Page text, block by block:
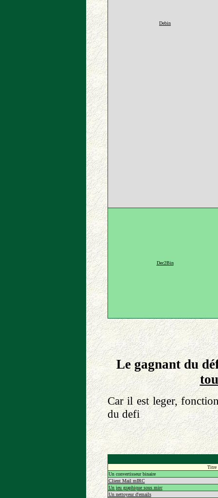
Debin
Dec2Bin
Le gagnant du
Car il est leger,
du defi
Titre
Un convertisseur binaire
Client Mail mIRC
Un jeu graphique sous mirc
Un nettoyeur d'emails